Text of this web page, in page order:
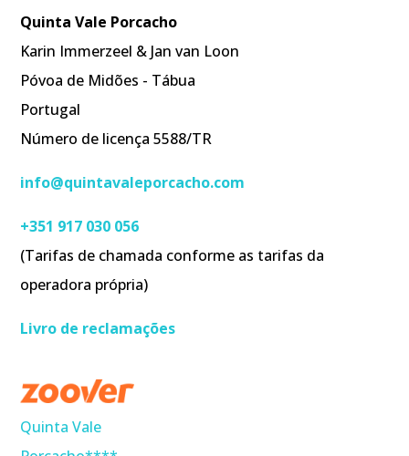
Quinta Vale Porcacho
Karin Immerzeel & Jan van Loon
Póvoa de Midões - Tábua
Portugal
Número de licença 5588/TR
info@quintavaleporcacho.com
+351 917 030 056
(Tarifas de chamada conforme as tarifas da
operadora própria)
Livro de reclamações
Quinta Vale